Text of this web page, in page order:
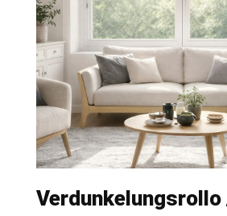
Verdunkelungsrollo